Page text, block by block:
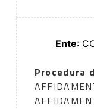
Ente:
Procedura